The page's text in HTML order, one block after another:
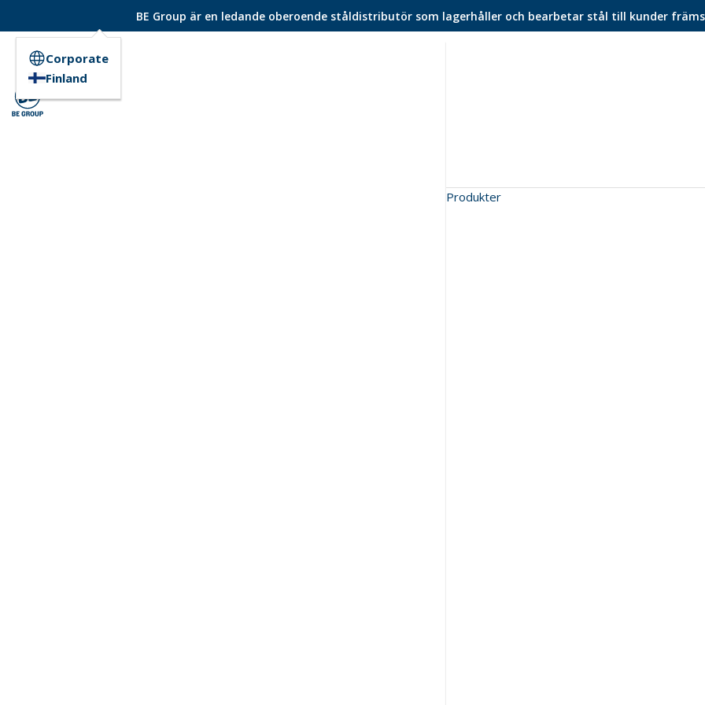
BE Group är en ledande oberoende ståldistributör som lagerhåller och bearbetar stål till kunder
Produkter
Corporate
Finland